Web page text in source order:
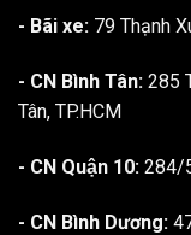
- Bãi xe: 79 Thạnh
- CN Bình Tân: 285
Tân, TP.HCM
- CN Quận 10: 284/
- CN Bình Dương: